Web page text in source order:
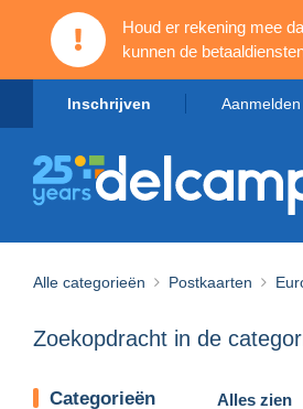
Houd er rekening mee
kunnen de
Inschrijven Aanmelden
Alle categorieën Postkaarten
Zoekopdracht in de
Categorieën Alles zien